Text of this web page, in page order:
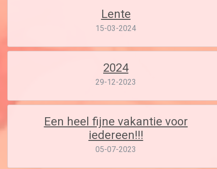
Lente
15-03-2024
2024
29-12-2023
Een heel fijne vakantie voor
iedereen!!!
05-07-2023